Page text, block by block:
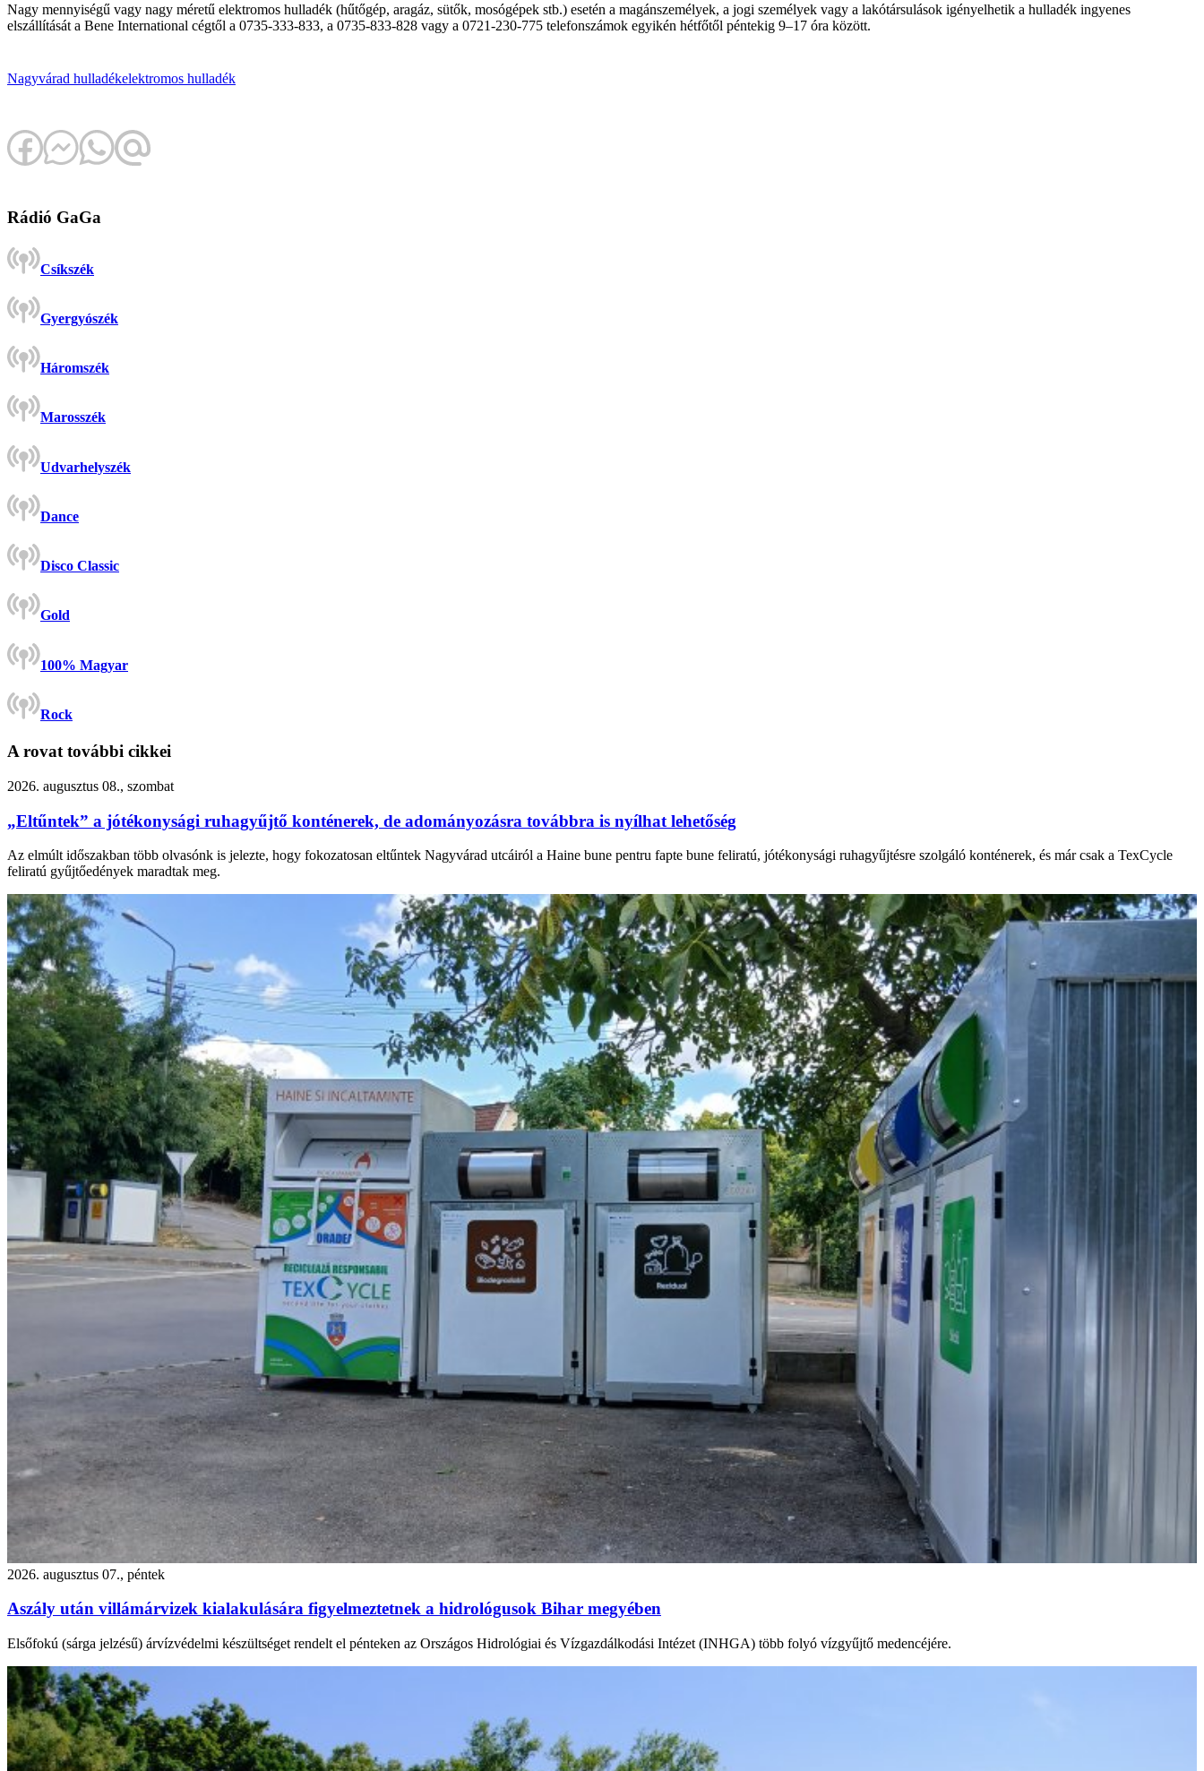
Nagy mennyiségű vagy nagy méretű elektromos hulladék (hűtőgép, aragáz, sütők, mosógépek stb.) esetén a magánszemélyek, a jogi személyek vagy a lakótársulások igényelhetik a hulladék ingyenes
elszállítását a Bene International cégtől a 0735-333-833, a 0735-833-828 vagy a 0721-230-775 telefonszámok egyikén hétfőtől péntekig 9–17 óra között.
Nagyvárad hulladékelektromos hulladék
Rádió GaGa
Csíkszék
Gyergyószék
Háromszék
Marosszék
Udvarhelyszék
Dance
Disco Classic
Gold
100% Magyar
Rock
A rovat további cikkei
2026. augusztus 08., szombat
„Eltűntek” a jótékonysági ruhagyűjtő konténerek, de adományozásra továbbra is nyílhat lehetőség
Az elmúlt időszakban több olvasónk is jelezte, hogy fokozatosan eltűntek Nagyvárad utcáiról a Haine bune pentru fapte bune feliratú, jótékonysági ruhagyűjtésre szolgáló konténerek, és már csak a TexCycle
feliratú gyűjtőedények maradtak meg.
2026. augusztus 07., péntek
Aszály után villámárvizek kialakulására figyelmeztetnek a hidrológusok Bihar megyében
Elsőfokú (sárga jelzésű) árvízvédelmi készültséget rendelt el pénteken az Országos Hidrológiai és Vízgazdálkodási Intézet (INHGA) több folyó vízgyűjtő medencéjére.